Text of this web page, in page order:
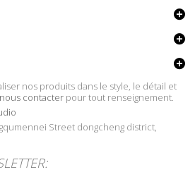
nos produits dans le style, le détail et
nous contacter pour tout renseignement.
Street dongcheng district,